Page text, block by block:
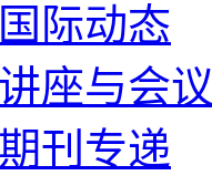
国际动态
讲座与会议
期刊专递